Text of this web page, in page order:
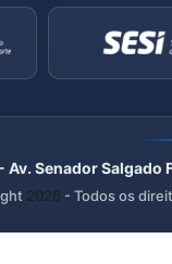
Av. Senador
2026 - Todos os